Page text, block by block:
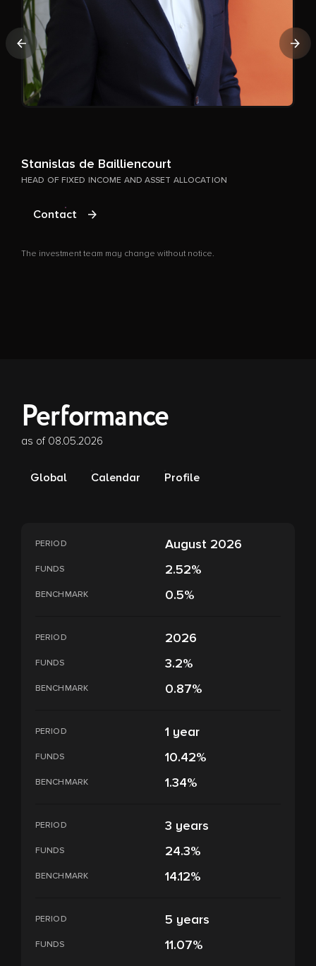
Stanislas de Bailliencourt
HEAD OF FIXED INCOME AND ASSET ALLOCATION
Contact
The investment team may change without notice.
Previous
Performance
as of 08.05.2026
Global Calendar Profile
PERIOD August 2026
FUNDS 2.52%
BENCHMARK 0.5%
PERIOD 2026
FUNDS 3.2%
BENCHMARK 0.87%
PERIOD 1 year
FUNDS 10.42%
BENCHMARK 1.34%
PERIOD 3 years
FUNDS 24.3%
BENCHMARK 14.12%
PERIOD 5 years
FUNDS 11.07%